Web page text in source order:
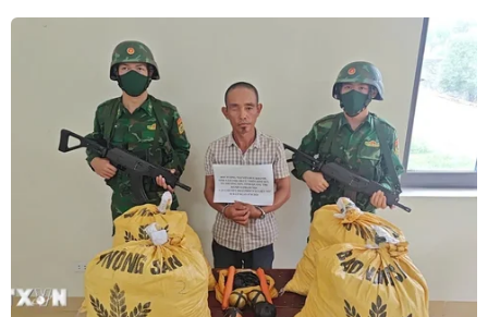
TIN CÙNG CHUYÊN MỤC
Thương mại Việt Nam-Australia
hướng tới những động lực tăng
trưởng mới
08/08/2026 03:29
Trung Quốc: E-Town Bắc Kinh
hướng tới trở thành trung tâm AI